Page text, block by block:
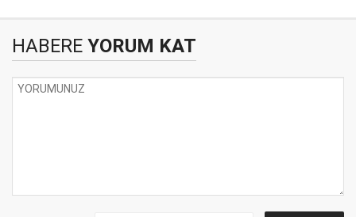
HABERE YORUM KAT